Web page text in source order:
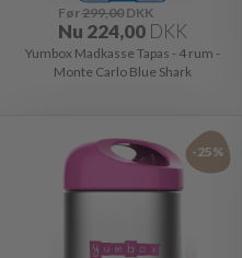
Før299,00DKK
Nu 224,00 DKK
Yumbox Madkasse Tapas - 4 rum -
Monte Carlo Blue Shark
-25%